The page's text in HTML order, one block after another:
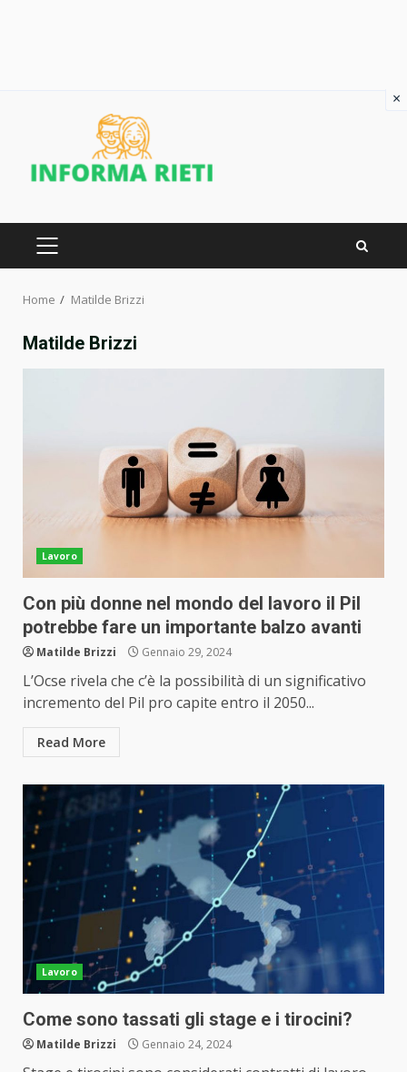
PRIMARY
Home Matilde Brizzi
Matilde Brizzi
Lavoro
Con più donne nel mondo del lavoro il Pil
potrebbe fare un importante balzo avanti
Matilde Brizzi Gennaio 29, 2024
L’Ocse rivela che c’è la possibilità di un significativo
incremento del Pil pro capite entro il 2050...
Read More
Lavoro
Come sono tassati gli stage e i tirocini?
Matilde Brizzi Gennaio 24, 2024
×